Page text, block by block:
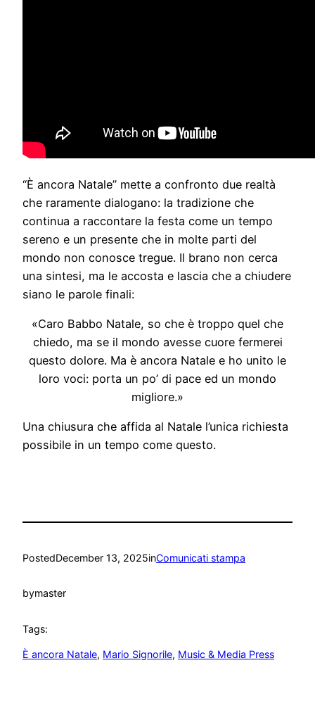
“È ancora Natale” mette a confronto due realtà
che raramente dialogano: la tradizione che
continua a raccontare la festa come un tempo
sereno e un presente che in molte parti del
mondo non conosce tregue. Il brano non cerca
una sintesi, ma le accosta e lascia che a chiudere
siano le parole finali:
«Caro Babbo Natale, so che è troppo quel che
chiedo, ma se il mondo avesse cuore fermerei
questo dolore. Ma è ancora Natale e ho unito le
loro voci: porta un po’ di pace ed un mondo
migliore.»
Una chiusura che affida al Natale l’unica richiesta
possibile in un tempo come questo.
PostedDecember 13, 2025inComunicati stampa
bymaster
Tags:
È ancora Natale, Mario Signorile, Music & Media Press